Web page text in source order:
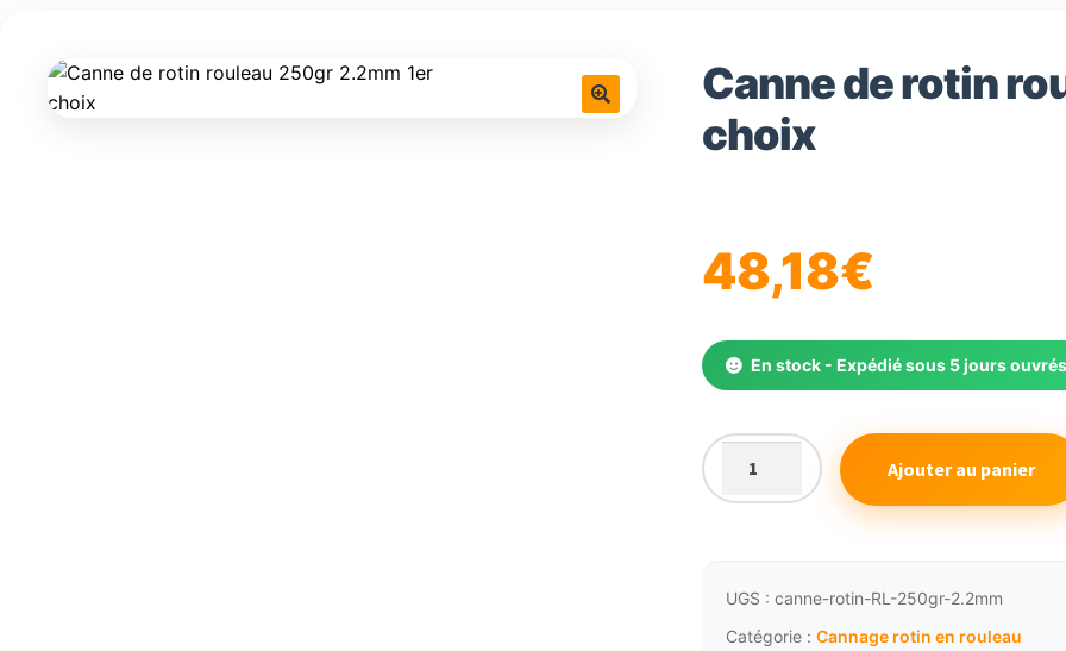
Canne de rotin
choix
48,18€
En stock - Expédié sous 5 jours
quantité
de
rotin
rouleau
Ajouter au panier
UGS : canne-rotin-RL-250gr-2.2mm
Catégorie : Cannage rotin en rouleau